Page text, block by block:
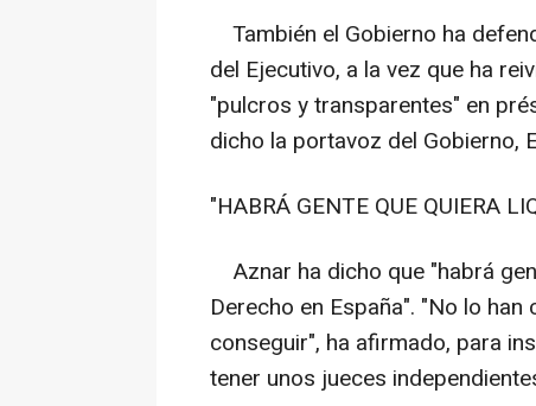
También el Gobierno ha
del Ejecutivo, a la vez que ha
"pulcros y transparentes" en
dicho la portavoz del Gobierno,
"HABRÁ GENTE QUE QUIERA
Aznar ha dicho que "habrá
Derecho en España". "No lo
conseguir", ha afirmado, para
tener unos jueces